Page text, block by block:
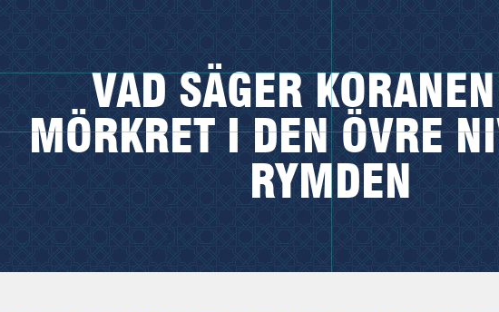
VAD SÄGER
MÖRKRET I DEN ÖVRE
RYMDEN